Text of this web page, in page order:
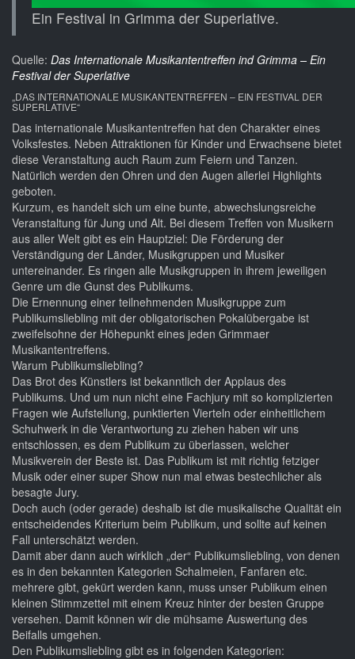
Ein Festival in Grimma der Superlative.
Quelle: Das Internationale Musikantentreffen ind Grimma – Ein
Festival der Superlative
„DAS INTERNATIONALE MUSIKANTENTREFFEN – EIN FESTIVAL DER
SUPERLATIVE“
Das internationale Musikantentreffen hat den Charakter eines
Volksfestes. Neben Attraktionen für Kinder und Erwachsene bietet
diese Veranstaltung auch Raum zum Feiern und Tanzen.
Natürlich werden den Ohren und den Augen allerlei Highlights
geboten.
Kurzum, es handelt sich um eine bunte, abwechslungsreiche
Veranstaltung für Jung und Alt. Bei diesem Treffen von Musikern
aus aller Welt gibt es ein Hauptziel: Die Förderung der
Verständigung der Länder, Musikgruppen und Musiker
untereinander. Es ringen alle Musikgruppen in ihrem jeweiligen
Genre um die Gunst des Publikums.
Die Ernennung einer teilnehmenden Musikgruppe zum
Publikumsliebling mit der obligatorischen Pokalübergabe ist
zweifelsohne der Höhepunkt eines jeden Grimmaer
Musikantentreffens.
Warum Publikumsliebling?
Das Brot des Künstlers ist bekanntlich der Applaus des
Publikums. Und um nun nicht eine Fachjury mit so komplizierten
Fragen wie Aufstellung, punktierten Vierteln oder einheitlichem
Schuhwerk in die Verantwortung zu ziehen haben wir uns
entschlossen, es dem Publikum zu überlassen, welcher
Musikverein der Beste ist. Das Publikum ist mit richtig fetziger
Musik oder einer super Show nun mal etwas bestechlicher als
besagte Jury.
Doch auch (oder gerade) deshalb ist die musikalische Qualität ein
entscheidendes Kriterium beim Publikum, und sollte auf keinen
Fall unterschätzt werden.
Damit aber dann auch wirklich „der“ Publikumsliebling, von denen
es in den bekannten Kategorien Schalmeien, Fanfaren etc.
mehrere gibt, gekürt werden kann, muss unser Publikum einen
kleinen Stimmzettel mit einem Kreuz hinter der besten Gruppe
versehen. Damit können wir die mühsame Auswertung des
Beifalls umgehen.
Den Publikumsliebling gibt es in folgenden Kategorien: